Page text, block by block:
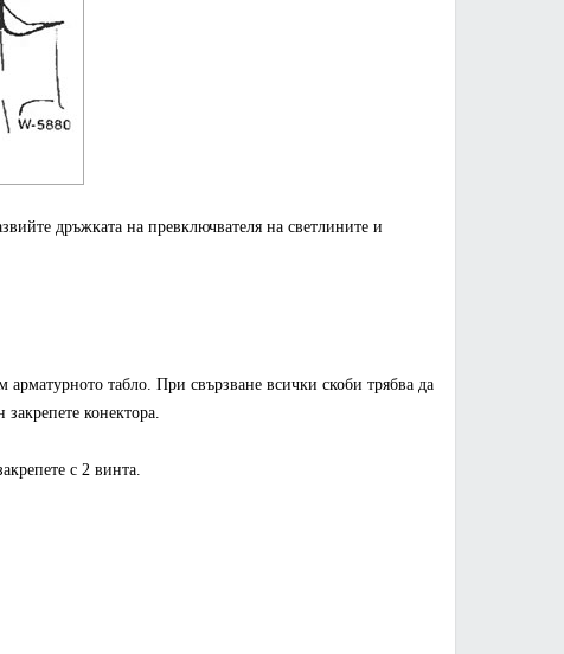
дръжката на превключвателя на светлините и
табло. При свързване всички скоби трябва да
конектора.
с 2 винта.